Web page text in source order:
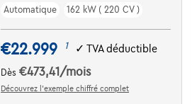
Automatique
162 kW ( 220 CV )
€22.999 1 ✓TVA déductible
Dès€473,41 /mois
Découvrez l’exemple chiffré complet